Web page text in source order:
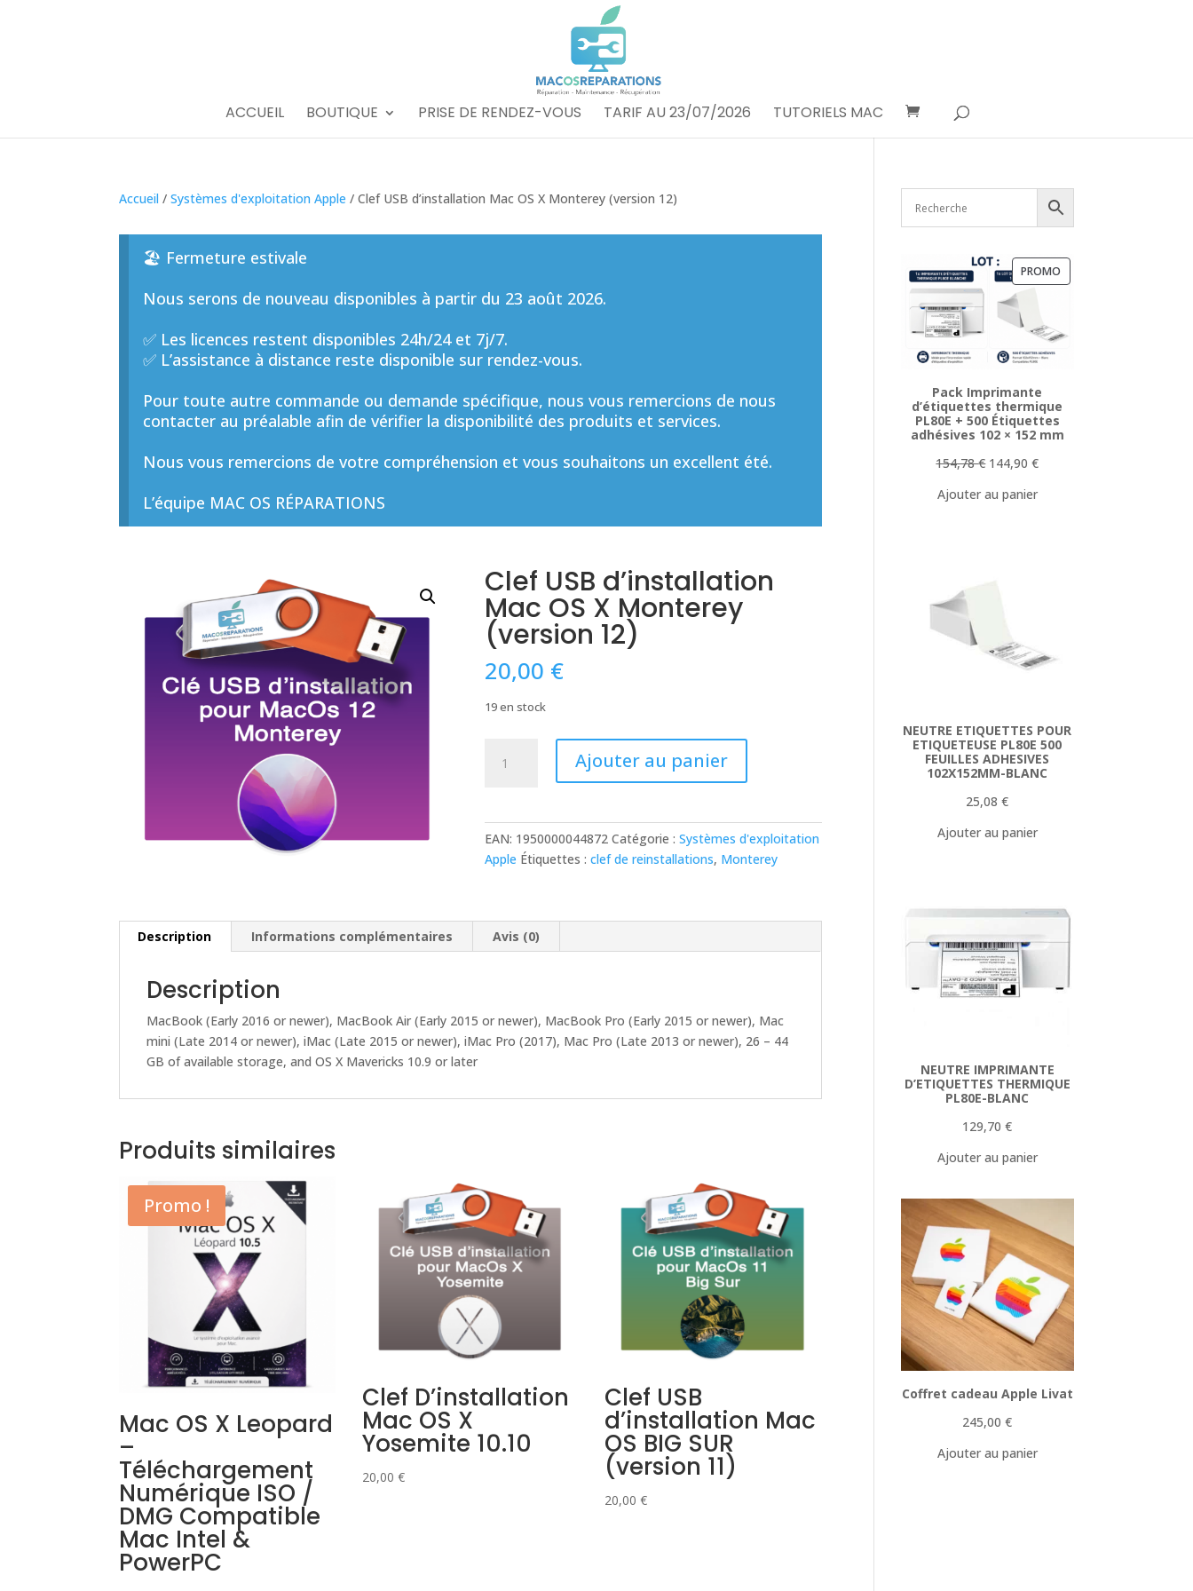
ACCUEIL BOUTIQUE PRISE DE RENDEZ-VOUS TARIF AU 23/07/2026 TUTORIELS MAC
Accueil /Systèmes d'exploitation Apple / Clef USB d’installation Mac OS X Monterey (version 12)
🏖️ Fermeture estivale
Nous serons de nouveau disponibles à partir du 23 août 2026.
✅ Les licences restent disponibles 24h/24 et 7j/7.
✅ L’assistance à distance reste disponible sur rendez-vous.
Pour toute autre commande ou demande spécifique, nous vous remercions de nous
contacter au préalable afin de vérifier la disponibilité des produits et services.
Nous vous remercions de votre compréhension et vous souhaitons un excellent été.
L’équipe MAC OS RÉPARATIONS
Clef USB d’installation
Mac OS X Monterey
(version 12)
20,00 €
19 en stock
Mac
OS
(version
12)
Ajouter au panier
EAN: 1950000044872 Catégorie :Systèmes d'exploitation
Apple Étiquettes :clef de reinstallations, Monterey
Description Informations complémentaires Avis (0)
Description
MacBook (Early 2016 or newer), MacBook Air (Early 2015 or newer), MacBook Pro (Early 2015 or newer), Mac
mini (Late 2014 or newer), iMac (Late 2015 or newer), iMac Pro (2017), Mac Pro (Late 2013 or newer), 26 – 44
GB of available storage, and OS X Mavericks 10.9 or later
Produits similaires
Promo !
Mac OS X Leopard
–
Téléchargement
Numérique ISO /
DMG Compatible
Mac Intel &
PowerPC
Clef D’installation
Mac OS X
Yosemite 10.10
20,00 €
Clef USB
d’installation Mac
OS BIG SUR
(version 11)
20,00€
PROMO
Pack Imprimante
d’étiquettes thermique
PL80E + 500 Étiquettes
adhésives 102 × 152 mm
154,78€ Le
initial
144,90€Le
Ajouter au panier
NEUTRE ETIQUETTES POUR
ETIQUETEUSE PL80E 500
FEUILLES ADHESIVES
102X152MM-BLANC
25,08€
Ajouter au panier
NEUTRE IMPRIMANTE
D’ETIQUETTES THERMIQUE
PL80E-BLANC
129,70€
Ajouter au panier
Coffret cadeau Apple Livat
245,00€
Ajouter au panier